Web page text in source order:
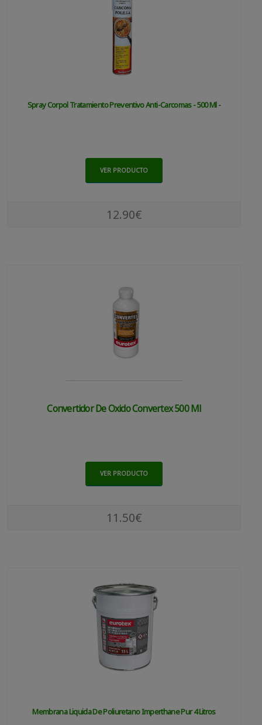
Spray Corpol Tratamiento Preventivo Anti-Carcomas - 500 Ml -
VER PRODUCTO
12.90€
Convertidor De Oxido Convertex 500 Ml
VER PRODUCTO
11.50€
Membrana Liquida De Poliuretano Imperthane Pur 4 Litros